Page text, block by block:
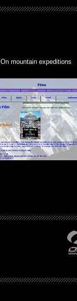
On mountain expeditions